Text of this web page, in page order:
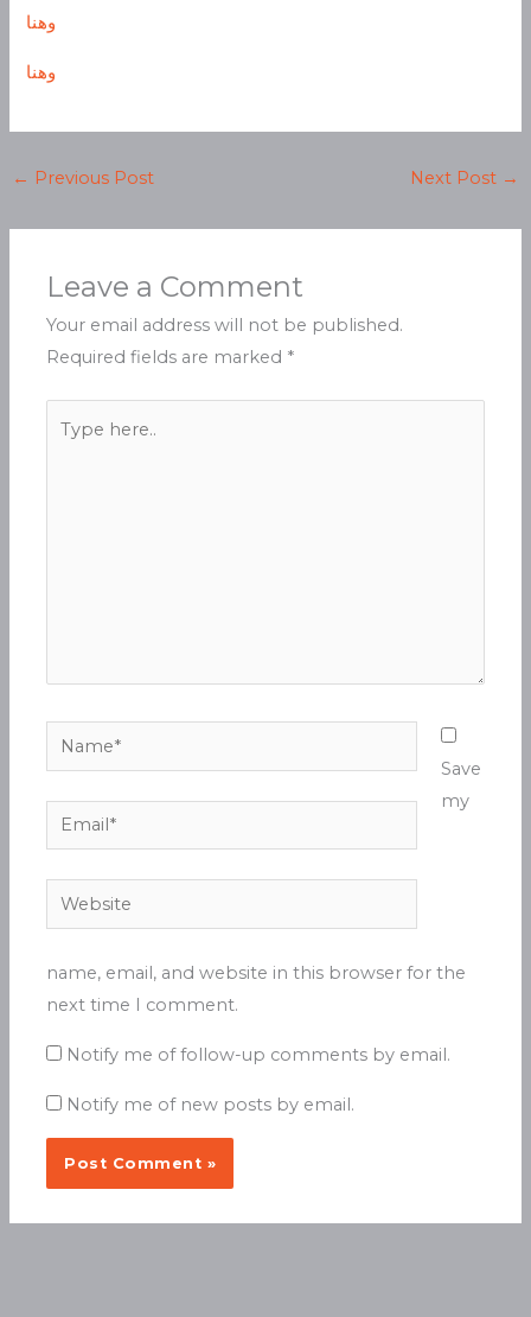
وهنا
وهنا
← Previous Post Next Post →
Leave a Comment
Your email address will not be published.
Required fields are marked *
Name*
Email*
Website
Save
my
name, email, and website in this browser for the
next time I comment.
Notify me of follow-up comments by email.
Notify me of new posts by email.